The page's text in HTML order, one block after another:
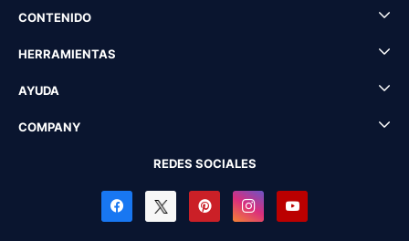
CONTENIDO
HERRAMIENTAS
AYUDA
COMPANY
REDES SOCIALES